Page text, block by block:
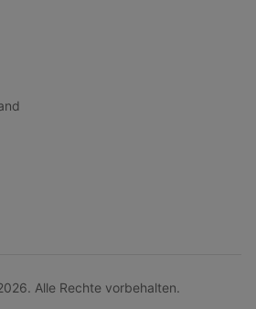
Alle Rechte vorbehalten.